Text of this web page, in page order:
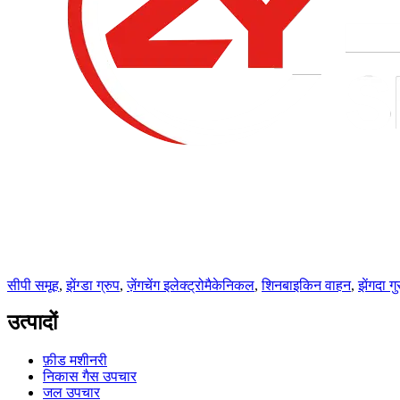
सीपी समूह,झेंग्डा ग्रुप,ज़ेंगचेंग इलेक्ट्रोमैकेनिकल,शिनबाइकिन वाहन,झेंगदा
उत्पादों
फ़ीड मशीनरी
निकास गैस उपचार
जल उपचार